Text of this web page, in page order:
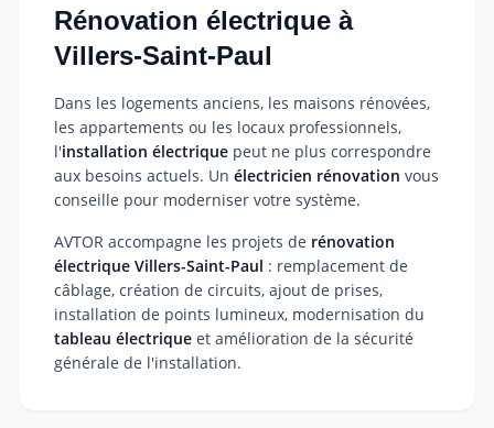
Rénovation électrique à
Villers-Saint-Paul
Dans les logements anciens, les maisons rénovées,
les appartements ou les locaux professionnels,
l'installation électrique peut ne plus correspondre
aux besoins actuels. Un électricien rénovation vous
conseille pour moderniser votre système.
AVTOR accompagne les projets de rénovation
électrique Villers-Saint-Paul : remplacement de
câblage, création de circuits, ajout de prises,
installation de points lumineux, modernisation du
tableau électrique et amélioration de la sécurité
générale de l'installation.